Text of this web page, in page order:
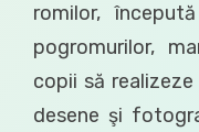
romilor,
pogromurilor,
copii să
desene şi